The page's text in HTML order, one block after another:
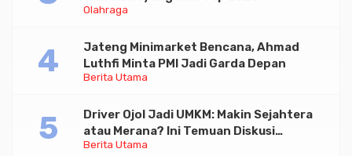
Olahraga
Berita Utama
Jateng Minimarket Bencana, Ahmad
Luthfi Minta PMI Jadi Garda Depan
Berita Utama
Driver Ojol Jadi UMKM: Makin Sejahtera
atau Merana? Ini Temuan Diskusi
Paramadina